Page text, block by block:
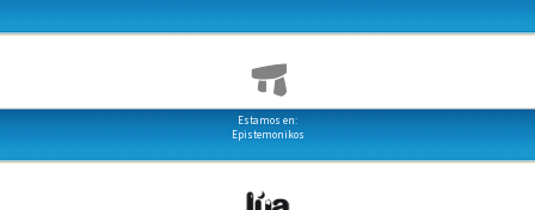
Estamos en:
Epistemonikos